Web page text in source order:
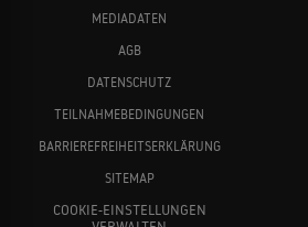
MEDIADATEN
AGB
DATENSCHUTZ
TEILNAHMEBEDINGUNGEN
BARRIEREFREIHEITSERKLÄRUNG
SITEMAP
COOKIE-EINSTELLUNGEN